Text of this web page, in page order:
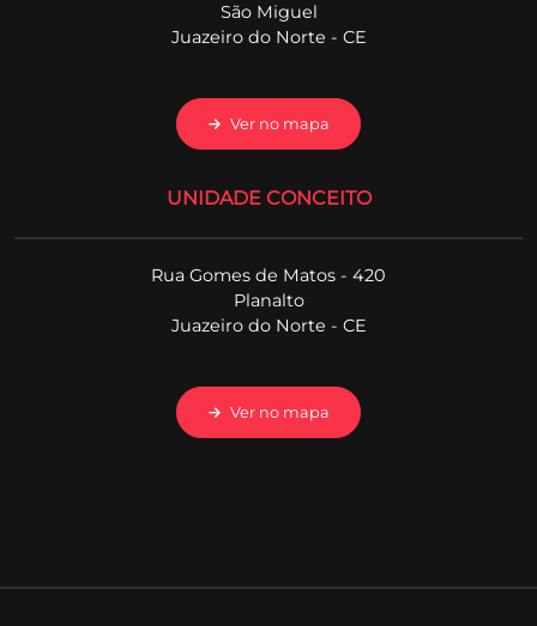
São Miguel
Juazeiro do Norte - CE
Ver no mapa
UNIDADE CONCEITO
Rua Gomes de Matos - 420
Planalto
Juazeiro do Norte - CE
Ver no mapa